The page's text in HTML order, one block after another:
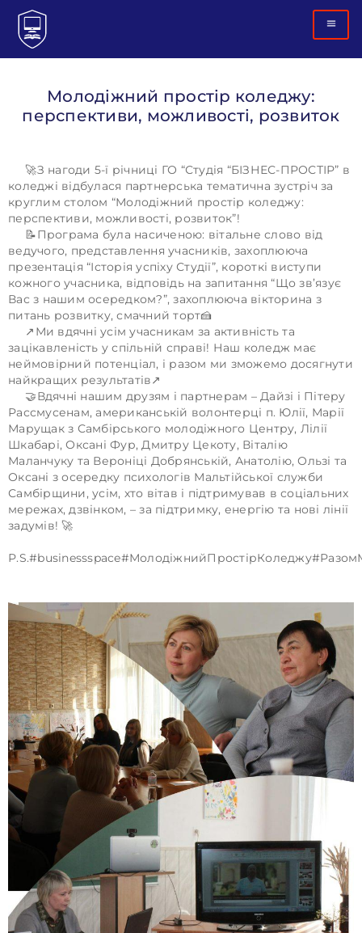
Молодіжний простір коледжу:
перспективи, можливості, розвиток
🚀З нагоди 5-ї річниці ГО “Студія “БІЗНЕС-ПРОСТІР” в
коледжі відбулася партнерська тематична зустріч за
круглим столом “Молодіжний простір коледжу:
перспективи, можливості, розвиток”!
📝Програма була насиченою: вітальне слово від
ведучого, представлення учасників, захоплююча
презентація “Історія успіху Студії”, короткі виступи
кожного учасника, відповідь на запитання “Що зв’язує
Вас з нашим осередком?”, захоплююча вікторина з
питань розвитку, смачний торт🍰
↗️Ми вдячні усім учасникам за активність та
зацікавленість у спільній справі! Наш коледж має
неймовірний потенціал, і разом ми зможемо досягнути
найкращих результатів↗️
🤝Вдячні нашим друзям і партнерам – Дайзі і Пітеру
Рассмусенам, американській волонтерці п. Юлії, Марії
Марущак з Самбірського молодіжного Центру, Лілії
Шкабарі, Оксані Фур, Дмитру Цекоту, Віталію
Маланчуку та Вероніці Добрянській, Анатолію, Ользі та
Оксані з осередку психологів Мальтійської служби
Самбірщини, усім, хто вітав і підтримував в соціальних
мережах, дзвінком, – за підтримку, енергію та нові лінії
задумів! 🚀